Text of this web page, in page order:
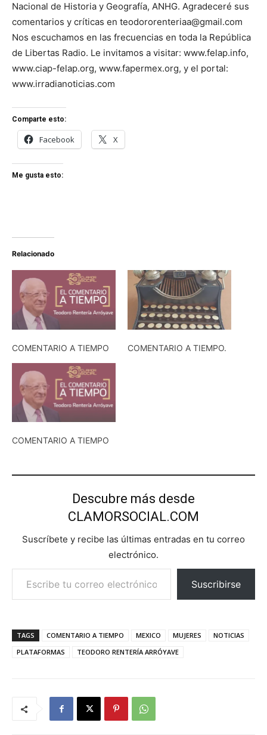
Nacional de Historia y Geografía, ANHG. Agradeceré sus
comentarios y críticas en teodororenteriaa@gmail.com
Nos escuchamos en las frecuencias en toda la República
de Libertas Radio. Le invitamos a visitar: www.felap.info,
www.ciap-felap.org, www.fapermex.org, y el portal:
www.irradianoticias.com
Comparte esto:
Facebook X
Me gusta esto:
Relacionado
COMENTARIO A TIEMPO COMENTARIO A TIEMPO.
COMENTARIO A TIEMPO
Descubre más desde
CLAMORSOCIAL.COM
Suscríbete y recibe las últimas entradas en tu correo
electrónico.
Escribe tu correo electrónico…
Suscribirse
TAGS COMENTARIO A TIEMPO MEXICO MUJERES
NOTICIAS
PLATAFORMAS
TEODORO RENTERÍA ARRÓYAVE